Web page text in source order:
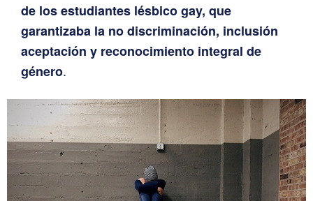
de los estudiantes lésbico gay, que
garantizaba la no discriminación, inclusión
aceptación y reconocimiento integral de
género.